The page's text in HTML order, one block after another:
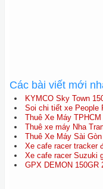
Các bài viết mới
KYMCO Sky Town
Soi chi tiết xe People
Thuê Xe Máy
Thuê xe máy Nha
Thuê Xe Máy Sài
Xe cafe racer tracker
Xe cafe racer Suzuki
GPX DEMON 150GR